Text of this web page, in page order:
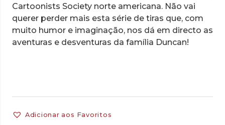
Cartoonists Society norte americana. Não vai
querer perder mais esta série de tiras que, com
muito humor e imaginação, nos dá em directo as
aventuras e desventuras da família Duncan!
Adicionar aos Favoritos